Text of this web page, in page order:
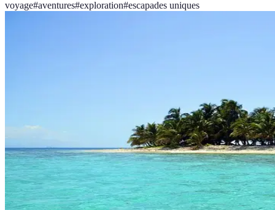
voyage#aventures#exploration#escapades uniques